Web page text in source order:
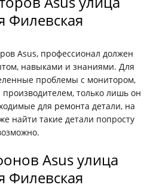
Филевская
Asus, профессионал должен
навыками и знаниями. Для
проблемы с монитором,
только лишь он
для ремонта детали, на
найти такие детали попросту
Asus улица
Филевская